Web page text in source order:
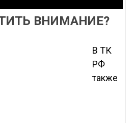
ВНИМАНИЕ?
В ТК
РФ
также